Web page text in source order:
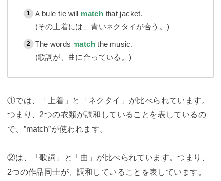
A bule tie will match that jacket.
(その上着には、青いネクタイが合う。)
The words matchthe music.
(歌詞が、曲に合っている。)
①では、「上着」と「ネクタイ」が比べられています。
つまり、2つの衣類が調和していることを表しているの
で、”match”が使われます。
②は、「歌詞」と「曲」が比べられています。つまり、
2つの作品同士が、調和していることを表しています。